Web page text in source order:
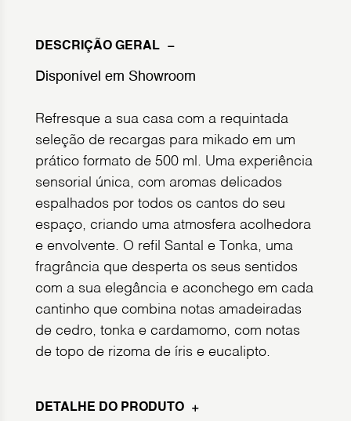
DESCRIÇÃO GERAL
Disponível em Showroom
Refresque a sua casa com a requintada
seleção de recargas para mikado em um
prático formato de 500 ml. Uma experiência
sensorial única, com aromas delicados
espalhados por todos os cantos do seu
espaço, criando uma atmosfera acolhedora
e envolvente. O refil Santal e Tonka, uma
fragrância que desperta os seus sentidos
com a sua elegância e aconchego em cada
cantinho que combina notas amadeiradas
de cedro, tonka e cardamomo, com notas
de topo de rizoma de íris e eucalipto.
DETALHE DO PRODUTO